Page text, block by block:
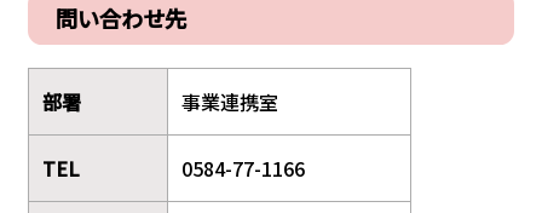
問い合わせ先
部署 事業連携室
TEL 0584-77-1166